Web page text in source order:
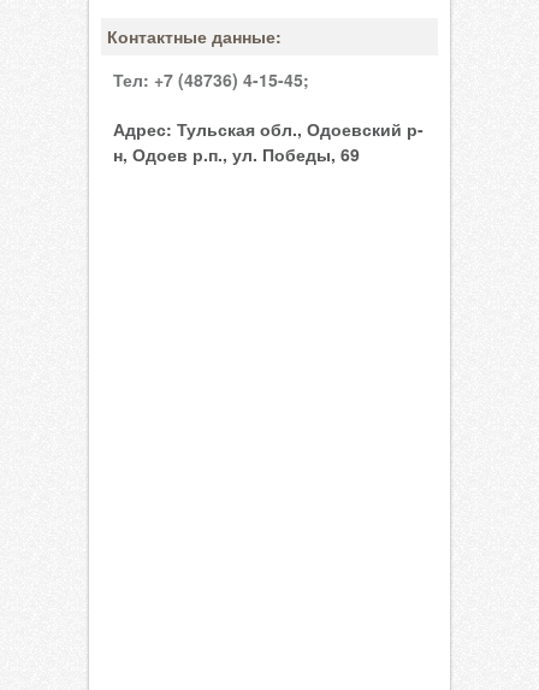
Контактные данные:
Тел: +7 (48736) 4-15-45;
Адрес: Тульская обл., Одоевский р-
н, Одоев р.п., ул. Победы, 69